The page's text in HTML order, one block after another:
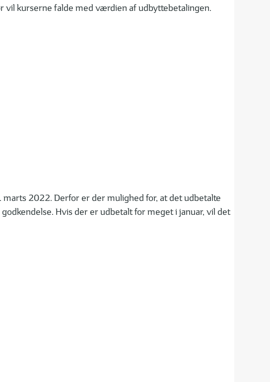
vil kurserne falde med værdien af udbyttebetalingen.
2022. Derfor er der mulighed for, at det udbetalte
Hvis der er udbetalt for meget i januar, vil det